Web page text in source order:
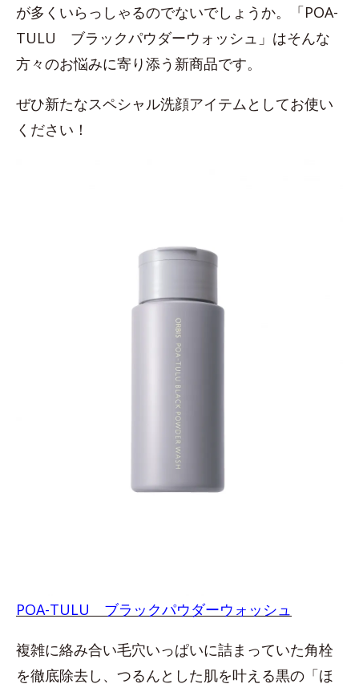
が多くいらっしゃるのでないでしょうか。「POA-
TULU ブラックパウダーウォッシュ」はそんな
方々のお悩みに寄り添う新商品です。
ぜひ新たなスペシャル洗顔アイテムとしてお使い
ください！
POA-TULU ブラックパウダーウォッシュ
複雑に絡み合い毛穴いっぱいに詰まっていた角栓
を徹底除去し、つるんとした肌を叶える黒の「ほ